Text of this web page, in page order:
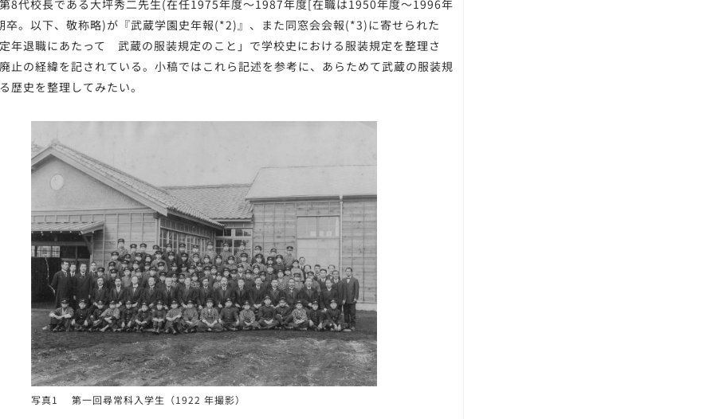
8代校長である大坪秀二先生(在任1975年度～1987年度[在職は1950年度～1996年
卒。以下、敬称略)が『武蔵学園史年報(*2)』、また同窓会会報(*3)に寄せられた
年退職にあたって 武蔵の服装規定のこと」で学校史における服装規定を整理さ
止の経緯を記されている。小稿ではこれら記述を参考に、あらためて武蔵の服装規
歴史を整理してみたい。
写真1 第一回尋常科入学生（1922 年撮影）